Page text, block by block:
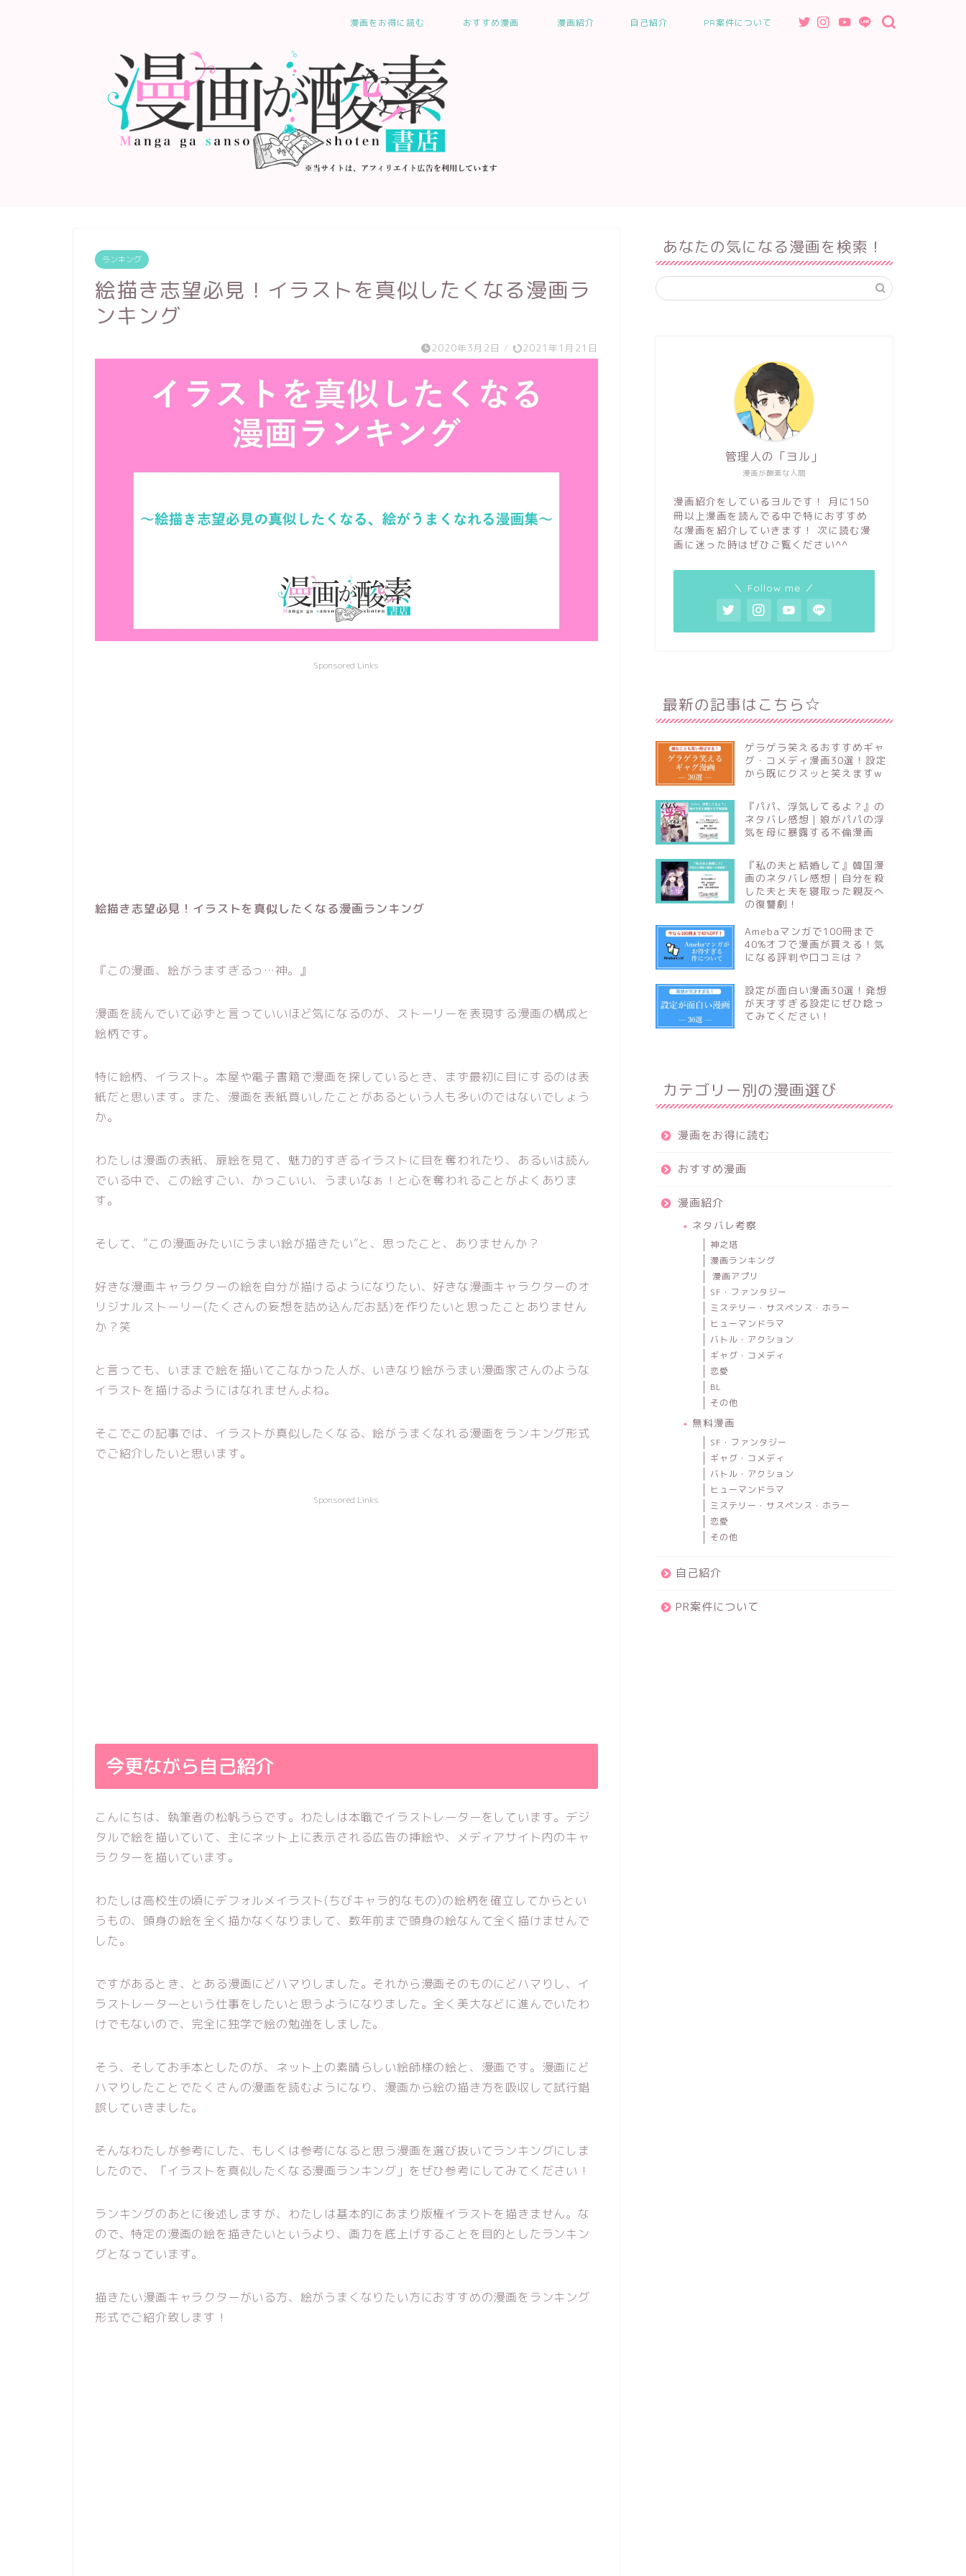
漫画をお得に読む おすすめ漫画 漫画紹介 自己紹介 PR案件について
ランキング
絵描き志望必見！イラストを真似したくなる漫画ラ
ンキング
2020年3月2日 / 2021年1月21日
Sponsored Links
絵描き志望必見！イラストを真似したくなる漫画ランキング
『この漫画、絵がうますぎるっ…神。』
漫画を読んでいて必ずと言っていいほど気になるのが、ストーリーを表現する漫画の構成と
絵柄です。
特に絵柄、イラスト。本屋や電子書籍で漫画を探しているとき、まず最初に目にするのは表
紙だと思います。また、漫画を表紙買いしたことがあるという人も多いのではないでしょう
か。
わたしは漫画の表紙、扉絵を見て、魅力的すぎるイラストに目を奪われたり、あるいは読ん
でいる中で、この絵すごい、かっこいい、うまいなぁ！と心を奪われることがよくありま
す。
そして、”この漫画みたいにうまい絵が描きたい”と、思ったこと、ありませんか？
好きな漫画キャラクターの絵を自分が描けるようになりたい、好きな漫画キャラクターのオ
リジナルストーリー(たくさんの妄想を詰め込んだお話)を作りたいと思ったことありません
か？笑
と言っても、いままで絵を描いてこなかった人が、いきなり絵がうまい漫画家さんのような
イラストを描けるようにはなれませんよね。
そこでこの記事では、イラストが真似したくなる、絵がうまくなれる漫画をランキング形式
でご紹介したいと思います。
Sponsored Links
今更ながら自己紹介
こんにちは、執筆者の松帆うらです。わたしは本職でイラストレーターをしています。デジ
タルで絵を描いていて、主にネット上に表示される広告の挿絵や、メディアサイト内のキャ
ラクターを描いています。
わたしは高校生の頃にデフォルメイラスト(ちびキャラ的なもの)の絵柄を確立してからとい
うもの、頭身の絵を全く描かなくなりまして、数年前まで頭身の絵なんて全く描けませんで
した。
ですがあるとき、とある漫画にどハマりしました。それから漫画そのものにどハマりし、イ
ラストレーターという仕事をしたいと思うようになりました。全く美大などに進んでいたわ
けでもないので、完全に独学で絵の勉強をしました。
そう、そしてお手本としたのが、ネット上の素晴らしい絵師様の絵と、漫画です。漫画にど
ハマりしたことでたくさんの漫画を読むようになり、漫画から絵の描き方を吸収して試行錯
誤していきました。
そんなわたしが参考にした、もしくは参考になると思う漫画を選び抜いてランキングにしま
したので、「イラストを真似したくなる漫画ランキング」をぜひ参考にしてみてください！
ランキングのあとに後述しますが、わたしは基本的にあまり版権イラストを描きません。な
ので、特定の漫画の絵を描きたいというより、画力を底上げすることを目的としたランキン
グとなっています。
描きたい漫画キャラクターがいる方、絵がうまくなりたい方におすすめの漫画をランキング
形式でご紹介致します！
あなたの気になる漫画を検索！
漫画が酸素な人間
管理人の「ヨル」
漫画紹介をしているヨルです！ 月に150
冊以上漫画を読んでる中で特におすすめ
な漫画を紹介していきます！ 次に読む漫
画に迷った時はぜひご覧ください^^
＼ Follow me ／
最新の記事はこちら☆
ゲラゲラ笑えるおすすめギャ
グ・コメディ漫画30選！設定
から既にクスッと笑えますw
『パパ、浮気してるよ？』の
ネタバレ感想｜娘がパパの浮
気を母に暴露する不倫漫画
『私の夫と結婚して』韓国漫
画のネタバレ感想｜自分を殺
した夫と夫を寝取った親友へ
の復讐劇！
Amebaマンガで100冊まで
40%オフで漫画が買える！気
になる評判や口コミは？
設定が面白い漫画30選！発想
が天才すぎる設定にぜひ唸っ
てみてください！
カテゴリー別の漫画選び
漫画をお得に読む
おすすめ漫画
漫画紹介
ネタバレ考察
神之塔
漫画ランキング
漫画アプリ
SF・ファンタジー
ミステリー・サスペンス・ホラー
ヒューマンドラマ
バトル・アクション
ギャグ・コメディ
恋愛
BL
その他
無料漫画
SF・ファンタジー
ギャグ・コメディ
バトル・アクション
ヒューマンドラマ
ミステリー・サスペンス・ホラー
恋愛
その他
自己紹介
PR案件について